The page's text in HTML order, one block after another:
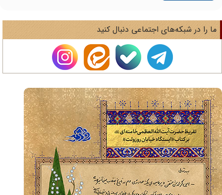
را در شبکه‌های اجتماعی دنبال کنید